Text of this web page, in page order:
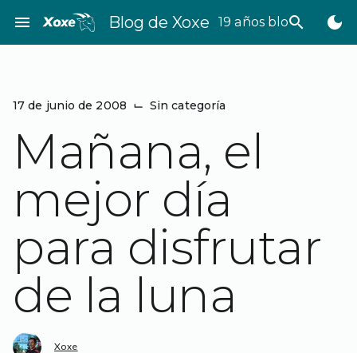
contenido
menu Blog de Xoxe 19 años bloggeando
search dark_mode
17 de junio de 2008 ⌙ Sin categoría
Mañana, el
mejor día
para disfrutar
de la luna
Xoxe